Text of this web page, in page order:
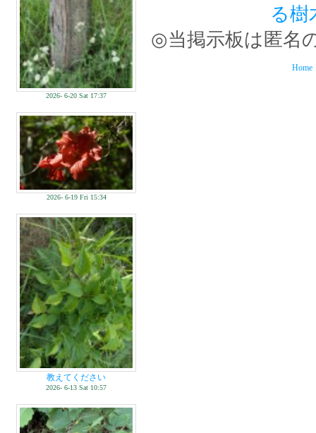
2026- 6-20 Sat 17:37
2026- 6-19 Fri 15:34
教えてください
2026- 6-13 Sat 10:57
る樹
◎当掲示板は匿名
Home